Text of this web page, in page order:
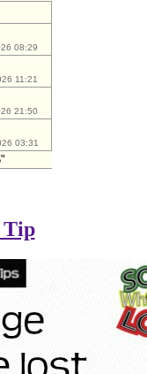
Tip